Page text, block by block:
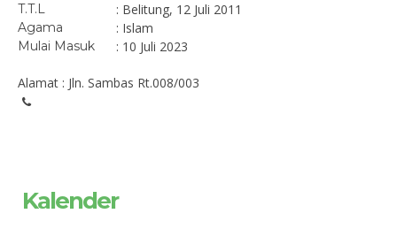
T.T.L : Belitung, 12 Juli 2011
Agama : Islam
Mulai Masuk : 10 Juli 2023
Alamat : Jln. Sambas Rt.008/003
Kalender